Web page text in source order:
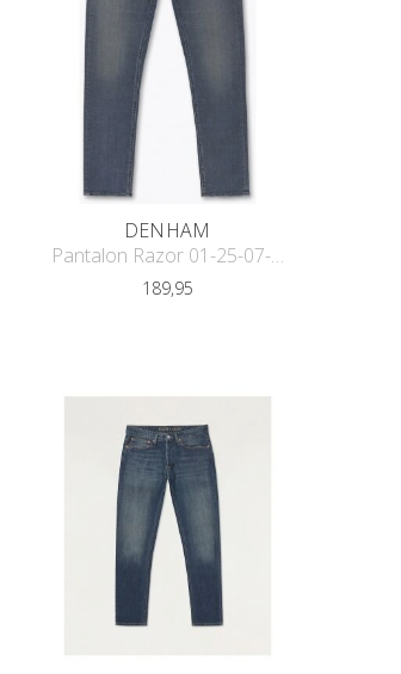
DENHAM
Pantalon Razor 01-25-07-11-007
189,95